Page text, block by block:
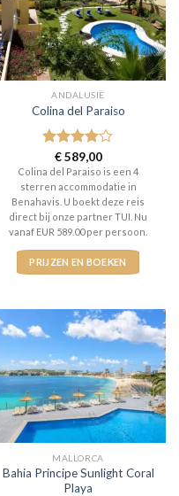
ANDALUSIË
Colina del Paraiso
Gewaardeerd
4 uit 5
€589,00
Colina del Paraiso is een 4
sterren accommodatie in
Benahavis. U boekt deze reis
direct bij onze partner TUI. Nu
vanaf EUR 589.00 per persoon.
PRIJZEN EN BOEKEN
MALLORCA
Bahia Principe Sunlight Coral
Playa